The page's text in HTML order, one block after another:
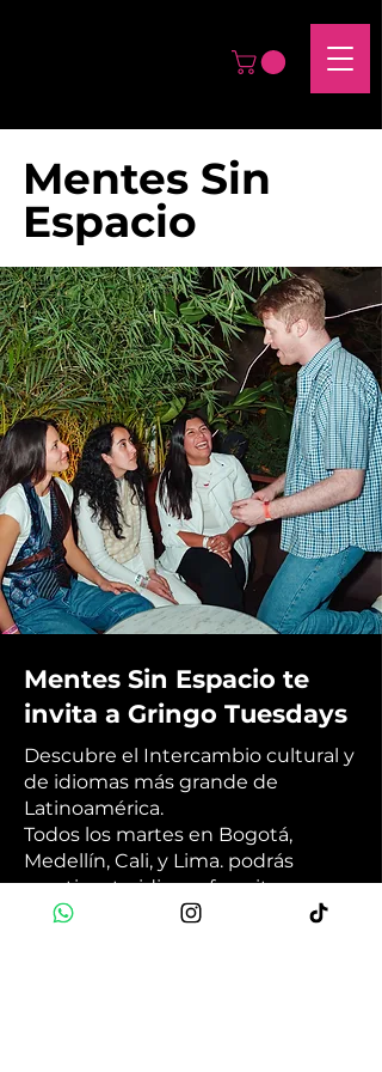
Mentes Sin
Espacio
Mentes Sin Espacio te
invita a Gringo Tuesdays
Descubre el Intercambio cultural y
de idiomas más grande de
Latinoamérica.
Todos los martes en Bogotá,
Medellín, Cali, y Lima. podrás
practicar tu idioma favorito con
hablantes nativos y luego terminar